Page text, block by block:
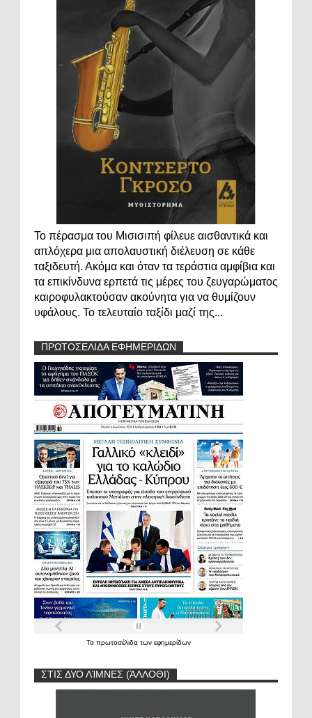
Το πέρασμα του Μισισιπή φίλευε αισθαντικά και
απλόχερα μια απολαυστική διέλευση σε κάθε
ταξιδευτή. Ακόμα και όταν τα τεράστια αμφίβια και
τα επικίνδυνα ερπετά τις μέρες του ζευγαρώματος
καιροφυλακτούσαν ακούνητα για να θυμίζουν
υφάλους. Το τελευταίο ταξίδι μαζί της...
ΠΡΩΤΟΣΕΛΙΔΑ ΕΦΗΜΕΡΙΔΩΝ
Τα πρωτοσέλιδα των εφημερίδων
ΣΤΙΣ ΔΥΟ ΛΊΜΝΕΣ (ΆΛΛΟΘΙ)